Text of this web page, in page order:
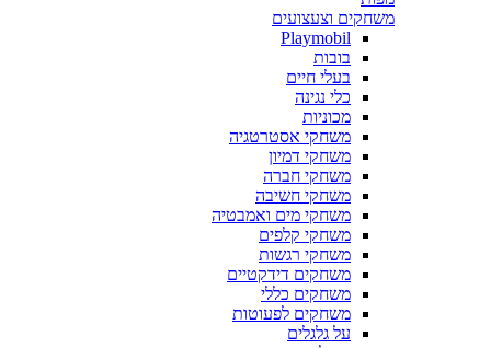
משחקים וצעצועים
Playmobil
בובות
בעלי חיים
כלי נגינה
מכוניות
משחקי אסטרטגיה
משחקי דמיון
משחקי חברה
משחקי חשיבה
משחקי מים ואמבטיה
משחקי קלפים
משחקי רגשות
משחקים דידקטיים
משחקים כללי
משחקים לפעוטות
על גלגלים